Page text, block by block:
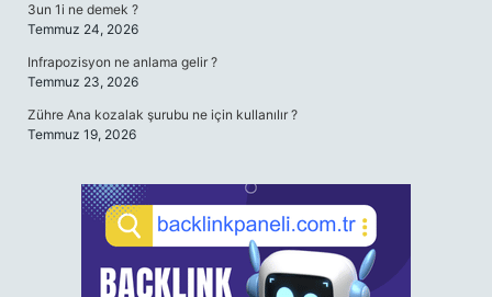
3un 1i ne demek ?
Temmuz 24, 2026
Infrapozisyon ne anlama gelir ?
Temmuz 23, 2026
Zühre Ana kozalak şurubu ne için kullanılır ?
Temmuz 19, 2026